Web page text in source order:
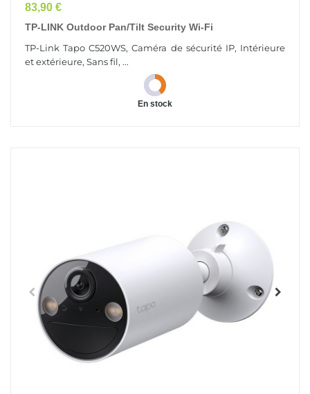
Prix
83,90 €
TP-LINK Outdoor Pan/Tilt Security Wi-Fi
TP-Link Tapo C520WS, Caméra de sécurité IP, Intérieure
et extérieure, Sans fil, ...
En stock